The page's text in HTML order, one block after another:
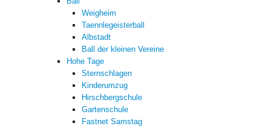
Weigheim
Taennlegeisterball
Albstadt
Ball der kleinen Vereine
Hohe Tage
Sternschlagen
Kinderumzug
Hirschbergschule
Gartenschule
Fastnet Samstag